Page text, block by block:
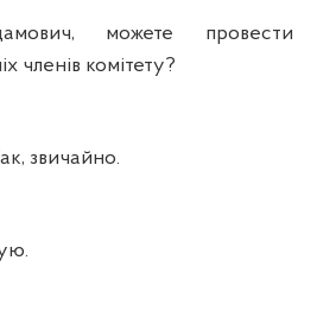
можете провести
членів комітету?
звичайно.